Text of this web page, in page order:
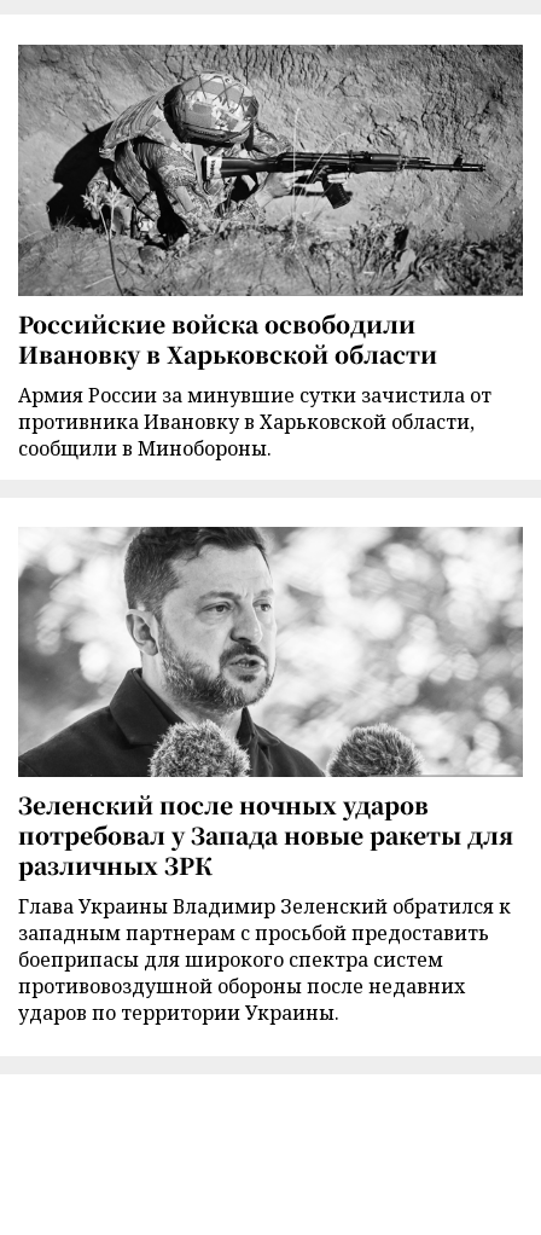
Российские войска освободили
Ивановку в Харьковской области
Армия России за минувшие сутки зачистила от
противника Ивановку в Харьковской области,
сообщили в Минобороны.
Зеленский после ночных ударов
потребовал у Запада новые ракеты для
различных ЗРК
Глава Украины Владимир Зеленский обратился к
западным партнерам с просьбой предоставить
боеприпасы для широкого спектра систем
противовоздушной обороны после недавних
ударов по территории Украины.